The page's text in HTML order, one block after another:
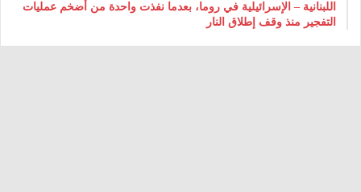
اللبنانية – الإسرائيلية في روما، بعدما نفذت واحدة من أضخم عمليات
التفجير منذ وقف إطلاق النار